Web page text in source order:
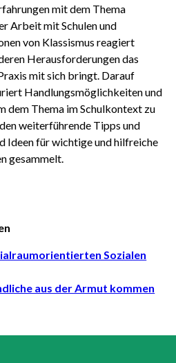
mit dem Thema
Arbeit mit Schulen und
von Klassismus reagiert
Herausforderungen das
mit sich bringt. Darauf
Handlungsmöglichkeiten und
dem Thema im Schulkontext zu
weiterführende Tipps und
Ideen für wichtige und hilfreiche
gesammelt.
Sozialen
aus der Armut kommen